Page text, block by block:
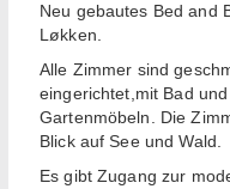
Neu gebautes Bed and
Løkken.
Alle Zimmer sind
eingerichtet,mit Bad
Gartenmöbeln. Die
Blick auf See und Wald.
Es gibt Zugang zur